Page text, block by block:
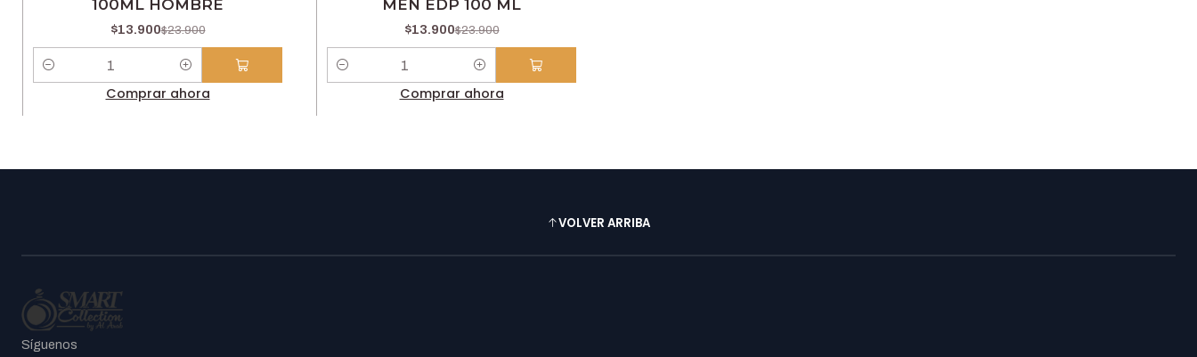
100ML HOMBRE
$13.900$23.900
Comprar ahora
MEN EDP 100 ML
$13.900$23.900
Comprar ahora
VOLVER ARRIBA
Síguenos